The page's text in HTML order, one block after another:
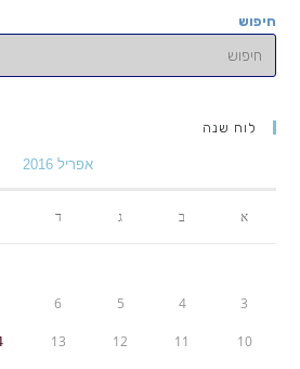
חיפוש
לוח שנה
אפריל 2016
א ב ג ד
3
4
5
6
10
11
12
13